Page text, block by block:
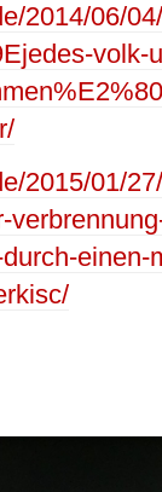
2014/06/
volk-
2015/01/